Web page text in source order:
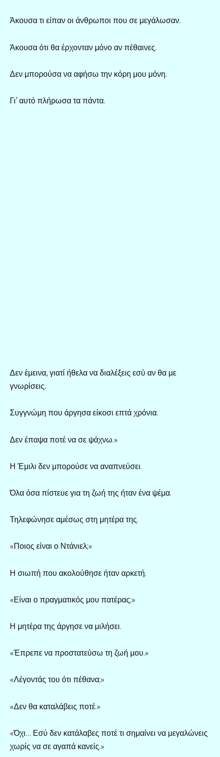
Άκουσα τι είπαν οι άνθρωποι που σε μεγάλωσαν.
Άκουσα ότι θα έρχονταν μόνο αν πέθαινες.
Δεν μπορούσα να αφήσω την κόρη μου μόνη.
Γι’ αυτό πλήρωσα τα πάντα.
Δεν έμεινα, γιατί ήθελα να διαλέξεις εσύ αν θα με
γνωρίσεις.
Συγγνώμη που άργησα είκοσι επτά χρόνια.
Δεν έπαψα ποτέ να σε ψάχνω.»
Η Έμιλι δεν μπορούσε να αναπνεύσει.
Όλα όσα πίστευε για τη ζωή της ήταν ένα ψέμα.
Τηλεφώνησε αμέσως στη μητέρα της.
«Ποιος είναι ο Ντάνιελ;»
Η σιωπή που ακολούθησε ήταν αρκετή.
«Είναι ο πραγματικός μου πατέρας;»
Η μητέρα της άργησε να μιλήσει.
«Έπρεπε να προστατεύσω τη ζωή μου.»
«Λέγοντάς του ότι πέθανα;»
«Δεν θα καταλάβεις ποτέ.»
«Όχι… Εσύ δεν κατάλαβες ποτέ τι σημαίνει να μεγαλώνεις
χωρίς να σε αγαπά κανείς.»